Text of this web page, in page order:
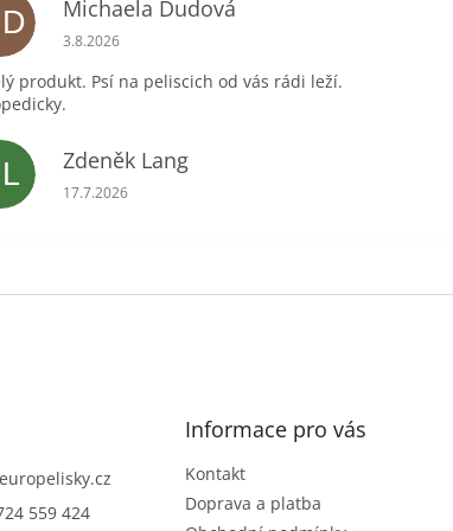
Michaela Dudová
Hodnocení obchodu je 5 z 5 hvězdiček.
3.8.2026
produkt. Psí na peliscich od vás rádi leží.
Zdeněk Lang
Hodnocení obchodu je 5 z 5 hvězdiček.
17.7.2026
europelisky.cz
559 424
Informace pro vás
Kontakt
Doprava a platba